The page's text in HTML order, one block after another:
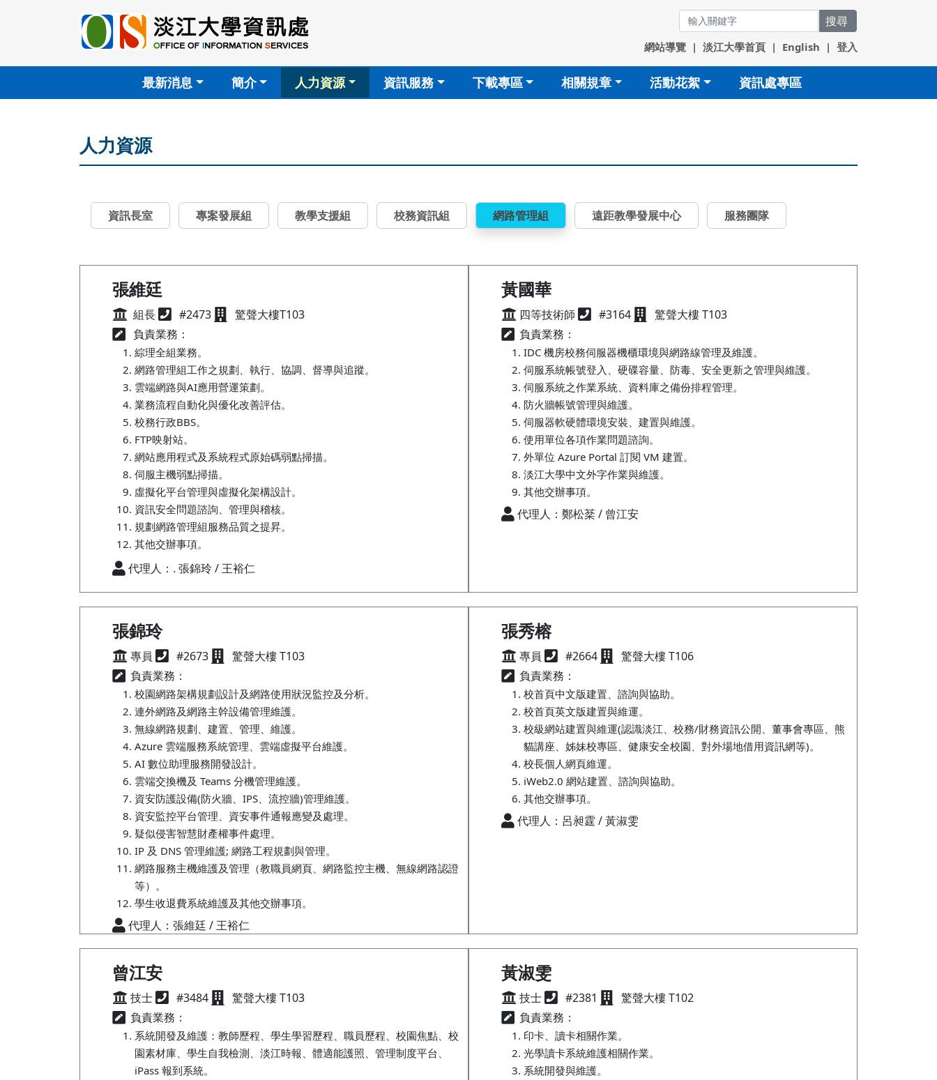
搜尋
網站導覽 | 淡江大學首頁 | English | 登入
最新消息 簡介 人力資源 資訊服務 下載專區 相關規章 活動花絮 資訊處專區
人力資源
資訊長室 專案發展組 教學支援組 校務資訊組 網路管理組 遠距教學發展中心 服務團隊
張維廷
組長 #2473
驚聲大樓T103
負責業務：
綜理全組業務。
網路管理組工作之規劃、執行、協調、督導與追蹤。
雲端網路與AI應用營運策劃。
業務流程自動化與優化改善評估。
校務行政BBS。
FTP映射站。
網站應用程式及系統程式原始碼弱點掃描。
伺服主機弱點掃描。
虛擬化平台管理與虛擬化架構設計。
資訊安全問題諮詢、管理與稽核。
規劃網路管理組服務品質之提昇。
其他交辦事項。
代理人：. 張錦玲 / 王裕仁
黃國華
四等技術師 #3164
驚聲大樓 T103
負責業務：
IDC 機房校務伺服器機櫃環境與網路線管理及維護。
伺服系統帳號登入、硬碟容量、防毒、安全更新之管理與維護。
伺服系統之作業系統、資料庫之備份排程管理。
防火牆帳號管理與維護。
伺服器軟硬體環境安裝、建置與維護。
使用單位各項作業問題諮詢。
外單位 Azure Portal 訂閱 VM 建置。
淡江大學中文外字作業與維護。
其他交辦事項。
代理人：鄭松棻 / 曾江安
張錦玲
專員 #2673
驚聲大樓 T103
負責業務：
校園網路架構規劃設計及網路使用狀況監控及分析。
連外網路及網路主幹設備管理維護。
無線網路規劃、建置、管理、維護。
Azure 雲端服務系統管理、雲端虛擬平台維護。
AI 數位助理服務開發設計。
雲端交換機及 Teams 分機管理維護。
資安防護設備(防火牆、IPS、流控牆)管理維護。
資安監控平台管理、資安事件通報應變及處理。
疑似侵害智慧財產權事件處理。
IP 及 DNS 管理維護; 網路工程規劃與管理。
網路服務主機維護及管理（教職員網頁、網路監控主機、無線網路認證
等）。
學生收退費系統維護及其他交辦事項。
代理人：張維廷 / 王裕仁
張秀榕
專員 #2664
驚聲大樓 T106
負責業務：
校首頁中文版建置、諮詢與協助。
校首頁英文版建置與維運。
校級網站建置與維運(認識淡江、校務/財務資訊公開、董事會專區、熊
貓講座、姊妹校專區、健康安全校園、對外場地借用資訊網等)。
校長個人網頁維運。
iWeb2.0 網站建置、諮詢與協助。
其他交辦事項。
代理人：呂昶霆 / 黃淑雯
曾江安
技士 #3484
驚聲大樓 T103
負責業務：
系統開發及維護：教師歷程、學生學習歷程、職員歷程、校園焦點、校
園素材庫、學生自我檢測、淡江時報、體適能護照、管理制度平台、
iPass 報到系統。
黃淑雯
技士 #2381
驚聲大樓 T102
負責業務：
印卡、讀卡相關作業。
光學讀卡系統維護相關作業。
系統開發與維護。